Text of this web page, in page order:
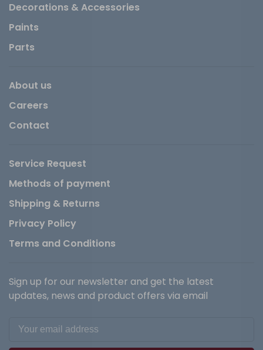
Decorations & Accessories
Paints
Parts
About us
Careers
Contact
Service Request
Methods of payment
Shipping & Returns
Privacy Policy
Terms and Conditions
Sign up for our newsletter and get the latest
updates, news and product offers via email